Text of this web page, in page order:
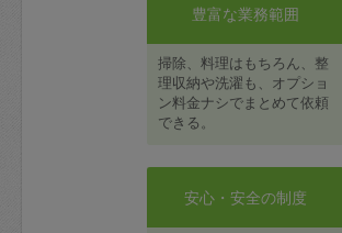
豊富な業務範囲
掃除、料理はもちろん、整
理収納や洗濯も、オプショ
ン料金ナシでまとめて依頼
できる。
安心・安全の制度